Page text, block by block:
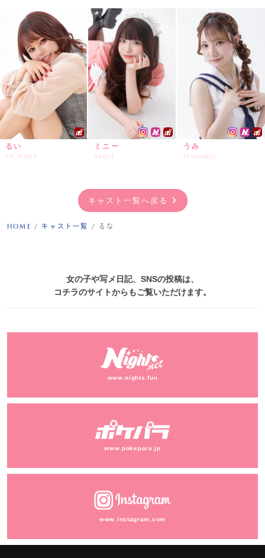
るい
PICASSO
ミニー
SMILE
うみ
HANAKO
キャスト一覧へ戻る
HOME / キャスト一覧 / るな
女の子や写メ日記、SNSの投稿は、
コチラのサイトからもご覧いただけます。
www.nights.fun
www.pokepara.jp
www.instagram.com